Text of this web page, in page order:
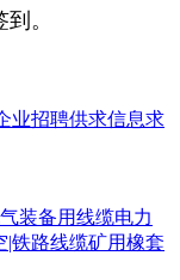
。
业招聘供求信息求
装备用线缆电力
|铁路线缆矿用橡套